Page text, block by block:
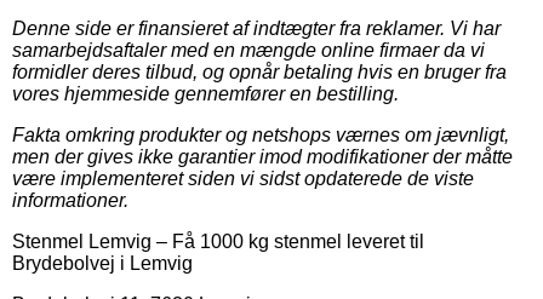
Denne side er finansieret af indtægter fra reklamer. Vi har
samarbejdsaftaler med en mængde online firmaer da vi
formidler deres tilbud, og opnår betaling hvis en bruger fra
vores hjemmeside gennemfører en bestilling.
Fakta omkring produkter og netshops værnes om jævnligt,
men der gives ikke garantier imod modifikationer der måtte
være implementeret siden vi sidst opdaterede de viste
informationer.
Stenmel Lemvig – Få 1000 kg stenmel leveret til
Brydebolvej i Lemvig